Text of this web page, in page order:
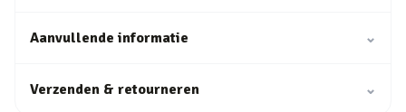
Aanvullende informatie ⌄
Verzenden & retourneren ⌄